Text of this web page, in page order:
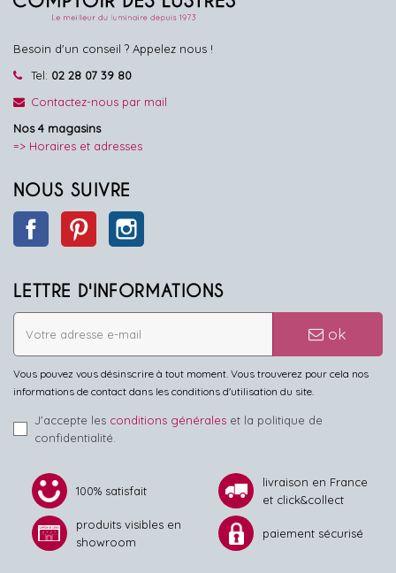
Besoin d'un conseil ? Appelez nous !
Tel: 02 28 07 39 80
Contactez-nous par mail
Nos 4 magasins
=> Horaires et adresses
NOUS SUIVRE
Facebook Pinterest
LETTRE D'INFORMATIONS
ok
Vous pouvez vous désinscrire à tout moment. Vous trouverez pour cela nos
informations de contact dans les conditions d'utilisation du site.
J'accepte les conditions générales et la politique de
confidentialité.
100% satisfait
livraison en France
et click&collect
produits visibles en
showroom
paiement sécurisé